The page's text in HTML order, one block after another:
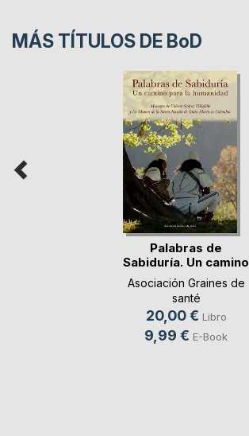
MÁS TÍTULOS DE BoD
Palabras de
Sabiduría. Un camino
p(...)
Asociación Graines de
santé
20,00 € Libro
9,99 € E-Book